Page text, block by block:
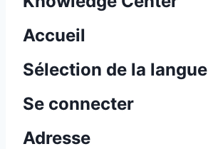
Accueil
Sélection de la langue
Se connecter
Adresse